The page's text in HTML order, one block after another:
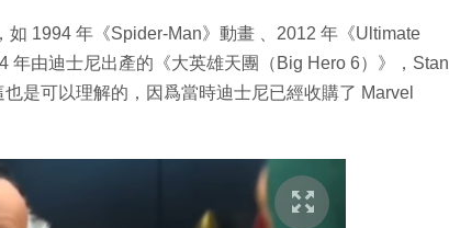
1994 年《Spider-Man》動畫 、2012 年《Ultimate
年由迪士尼出產的《大英雄天團（Big Hero 6）》，Stan
是可以理解的，因爲當時迪士尼已經收購了 Marvel